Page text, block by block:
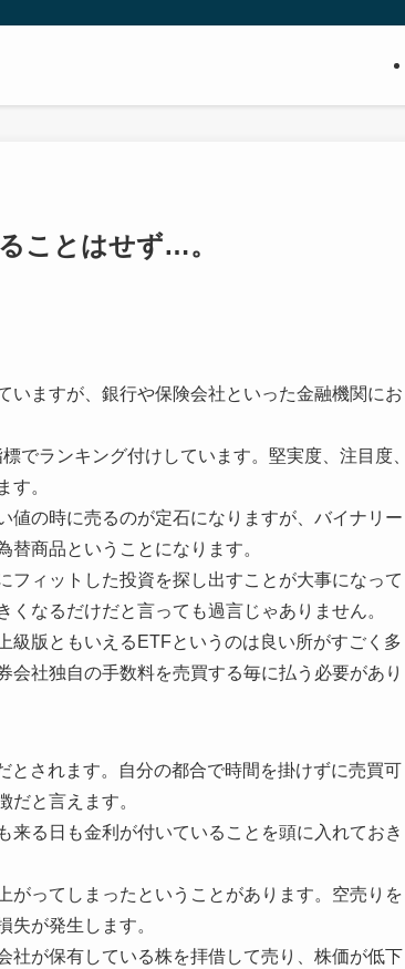
ことはせず…。
いますが、銀行や保険会社といった金融機関にお
でランキング付けしています。堅実度、注目度、
す。
値の時に売るのが定石になりますが、バイナリー
商品ということになります。
ィットした投資を探し出すことが大事になって
なるだけだと言っても過言じゃありません。
級版ともいえるETFというのは良い所がすごく多
社独自の手数料を売買する毎に払う必要があり
されます。自分の都合で時間を掛けずに売買可
だと言えます。
る日も金利が付いていることを頭に入れておき
がってしまったということがあります。空売りを
失が発生します。
社が保有している株を拝借して売り、株価が低下